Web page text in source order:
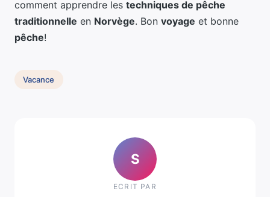
comment apprendre les techniques de pêche
traditionnelle en Norvège. Bon voyage et bonne
pêche!
Vacance
S
ECRIT PAR